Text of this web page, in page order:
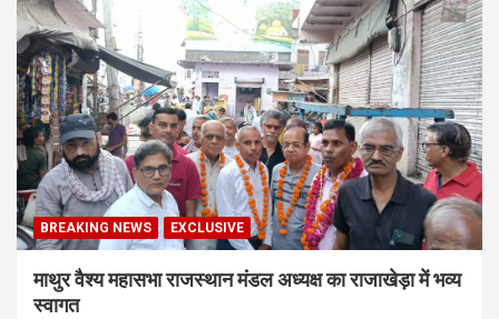
BREAKING NEWS EXCLUSIVE
माथुर वैश्य महासभा राजस्थान मंडल अध्यक्ष का राजाखेड़ा में भव्य
स्वागत